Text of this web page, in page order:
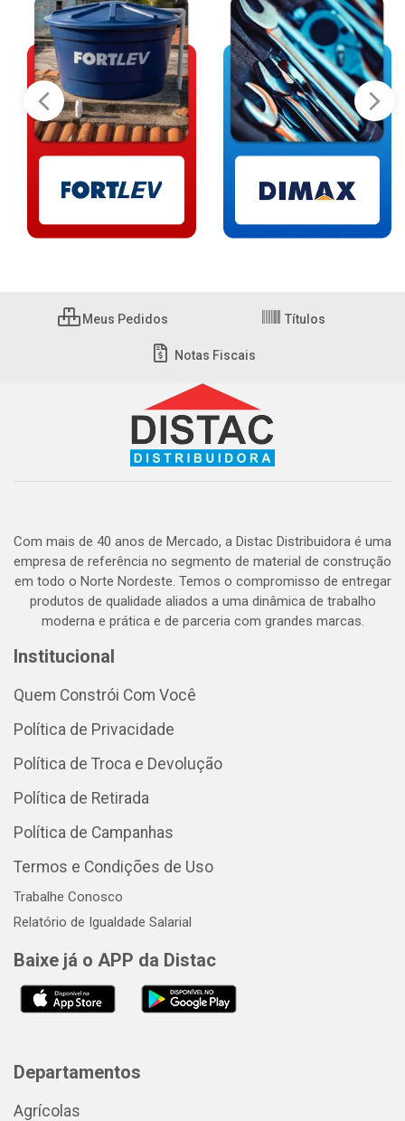
Meus Pedidos Títulos
Notas Fiscais
Com mais de 40 anos de Mercado, a Distac Distribuidora é uma
empresa de referência no segmento de material de construção
em todo o Norte Nordeste. Temos o compromisso de entregar
produtos de qualidade aliados a uma dinâmica de trabalho
moderna e prática e de parceria com grandes marcas.
Institucional
Quem Constrói Com Você
Política de Privacidade
Política de Troca e Devolução
Política de Retirada
Política de Campanhas
Termos e Condições de Uso
Trabalhe Conosco
Relatório de Igualdade Salarial
Baixe já o APP da Distac
Departamentos
Agrícolas